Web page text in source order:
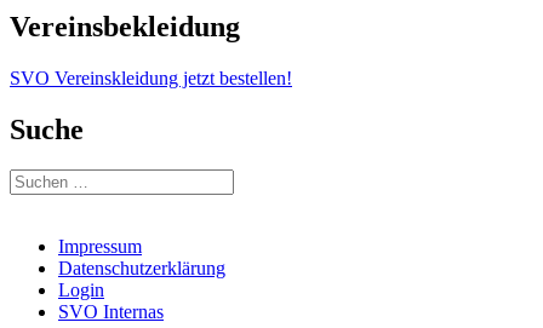
Vereinsbekleidung
SVO Vereinskleidung jetzt bestellen!
Suche
Suchen
nach:
Impressum
Datenschutzerklärung
Login
SVO Internas